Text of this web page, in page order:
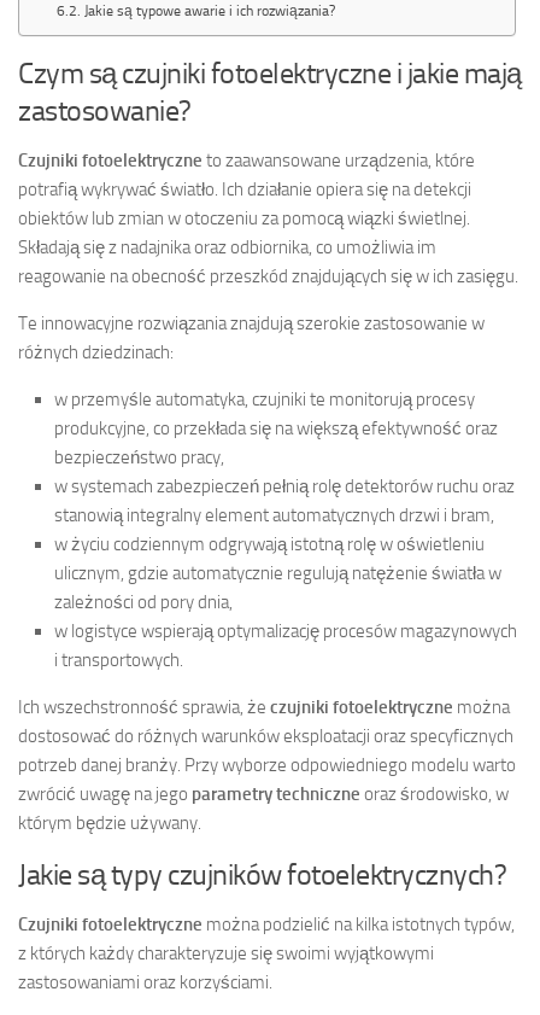
Jakie są typowe awarie i ich rozwiązania?
Czym są czujniki fotoelektryczne i jakie mają
zastosowanie?
Czujniki fotoelektryczne to zaawansowane urządzenia, które
potrafią wykrywać światło. Ich działanie opiera się na detekcji
obiektów lub zmian w otoczeniu za pomocą wiązki świetlnej.
Składają się z nadajnika oraz odbiornika, co umożliwia im
reagowanie na obecność przeszkód znajdujących się w ich zasięgu.
Te innowacyjne rozwiązania znajdują szerokie zastosowanie w
różnych dziedzinach:
w przemyśle automatyka, czujniki te monitorują procesy
produkcyjne, co przekłada się na większą efektywność oraz
bezpieczeństwo pracy,
w systemach zabezpieczeń pełnią rolę detektorów ruchu oraz
stanowią integralny element automatycznych drzwi i bram,
w życiu codziennym odgrywają istotną rolę w oświetleniu
ulicznym, gdzie automatycznie regulują natężenie światła w
zależności od pory dnia,
w logistyce wspierają optymalizację procesów magazynowych
i transportowych.
Ich wszechstronność sprawia, że czujniki fotoelektryczne można
dostosować do różnych warunków eksploatacji oraz specyficznych
potrzeb danej branży. Przy wyborze odpowiedniego modelu warto
zwrócić uwagę na jego parametry techniczne oraz środowisko, w
którym będzie używany.
Jakie są typy czujników fotoelektrycznych?
Czujniki fotoelektryczne można podzielić na kilka istotnych typów,
z których każdy charakteryzuje się swoimi wyjątkowymi
zastosowaniami oraz korzyściami.